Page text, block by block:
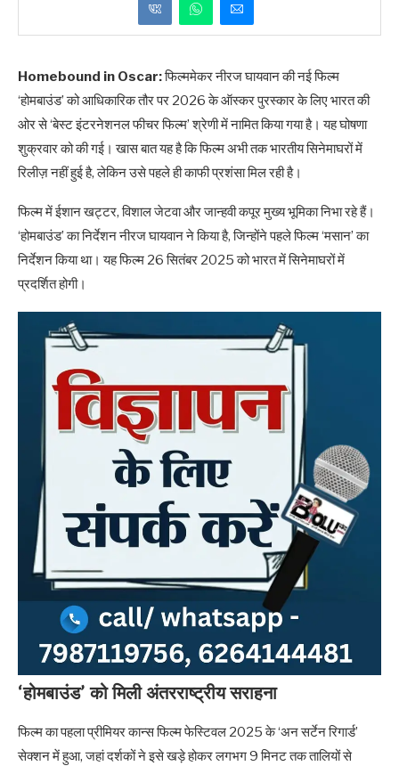
Homebound in Oscar:फिल्ममेकर नीरज घायवान की नई फिल्म
‘होमबाउंड’ को आधिकारिक तौर पर 2026 के ऑस्कर पुरस्कार के लिए भारत की
ओर से ‘बेस्ट इंटरनेशनल फीचर फिल्म’ श्रेणी में नामित किया गया है। यह घोषणा
शुक्रवार को की गई। खास बात यह है कि फिल्म अभी तक भारतीय सिनेमाघरों में
रिलीज़ नहीं हुई है, लेकिन उसे पहले ही काफी प्रशंसा मिल रही है।
फिल्म में ईशान खट्टर, विशाल जेटवा और जान्हवी कपूर मुख्य भूमिका निभा रहे हैं।
‘होमबाउंड’ का निर्देशन नीरज घायवान ने किया है, जिन्होंने पहले फिल्म ‘मसान’ का
निर्देशन किया था। यह फिल्म 26 सितंबर 2025 को भारत में सिनेमाघरों में
प्रदर्शित होगी।
‘होमबाउंड’ को मिली अंतरराष्ट्रीय सराहना
फिल्म का पहला प्रीमियर कान्स फिल्म फेस्टिवल 2025 के ‘अन सर्टेन रिगार्ड’
सेक्शन में हुआ, जहां दर्शकों ने इसे खड़े होकर लगभग 9 मिनट तक तालियों से